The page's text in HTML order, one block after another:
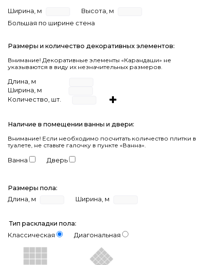
Ширина, м
Высота, м
Большая по ширине стена
Размеры и количество декоративных элементов:
Внимание! Декоративные элементы «Карандаши» не
указываются в виду их незначительных размеров.
Длина, м
Ширина, м
Количество, шт.
Наличие в помещении ванны и двери:
Внимание! Если необходимо посчитать количество плитки в
туалете, не ставьте галочку в пункте «Ванна».
Ванна Дверь
Размеры пола:
Длина, м
Ширина, м
Тип раскладки пола:
Классическая
Диагональная